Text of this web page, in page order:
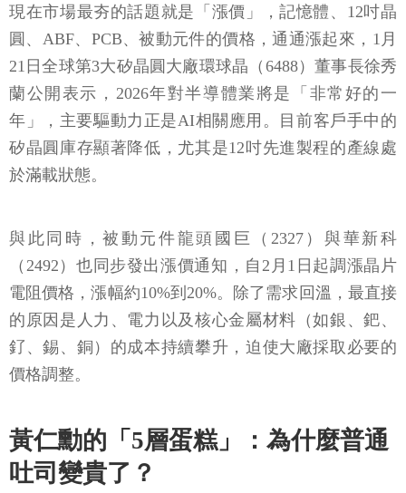
現在市場最夯的話題就是「漲價」，記憶體、12吋晶
圓、ABF、PCB、被動元件的價格，通通漲起來，1月
21日全球第3大矽晶圓大廠環球晶（6488）董事長徐秀
蘭公開表示，2026年對半導體業將是「非常好的一
年」，主要驅動力正是AI相關應用。目前客戶手中的
矽晶圓庫存顯著降低，尤其是12吋先進製程的產線處
於滿載狀態。
與此同時，被動元件龍頭國巨（2327）與華新科
（2492）也同步發出漲價通知，自2月1日起調漲晶片
電阻價格，漲幅約10%到20%。除了需求回溫，最直接
的原因是人力、電力以及核心金屬材料（如銀、鈀、
釕、錫、銅）的成本持續攀升，迫使大廠採取必要的
價格調整。
黃仁勳的「5層蛋糕」：為什麼普通
吐司變貴了？